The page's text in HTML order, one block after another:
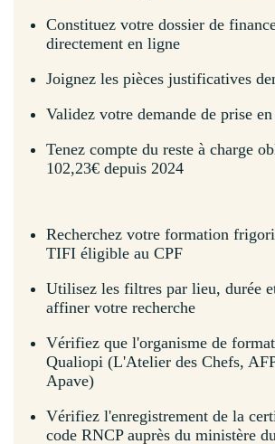
Constituez votre dossier de
directement en ligne
Joignez les pièces justificatives
Validez votre demande de prise
Tenez compte du reste à charge
102,23€ depuis 2024
Recherchez votre formation
TIFI éligible au CPF
Utilisez les filtres par lieu, durée
affiner votre recherche
Vérifiez que l'organisme de
Qualiopi (L'Atelier des Chefs,
Apave)
Vérifiez l'enregistrement de la
code RNCP auprès du ministère